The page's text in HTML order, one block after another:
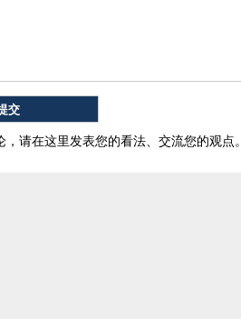
请在这里发表您的看法、交流您的观点。